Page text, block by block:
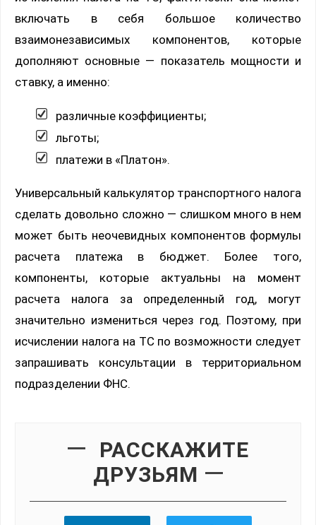
включать в себя большое количество
взаимонезависимых компонентов, которые
дополняют основные — показатель мощности и
ставку, а именно:
различные коэффициенты;
льготы;
платежи в «Платон».
Универсальный калькулятор транспортного налога
сделать довольно сложно — слишком много в нем
может быть неочевидных компонентов формулы
расчета платежа в бюджет. Более того,
компоненты, которые актуальны на момент
расчета налога за определенный год, могут
значительно измениться через год. Поэтому, при
исчислении налога на ТС по возможности следует
запрашивать консультации в территориальном
подразделении ФНС.
РАССКАЖИТЕ
ДРУЗЬЯМ